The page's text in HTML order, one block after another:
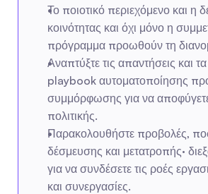
Το ποιοτικό περιεχόμενο και η
κοινότητας και όχι μόνο η
πρόγραμμα προωθούν τη
Αναπτύξτε τις απαντήσεις και
playbook αυτοματοποίησης
συμμόρφωσης για να
πολιτικής.
Παρακολουθήστε προβολές,
δέσμευσης και μετατροπής·
για να συνδέσετε τις ροές
και συνεργασίες.